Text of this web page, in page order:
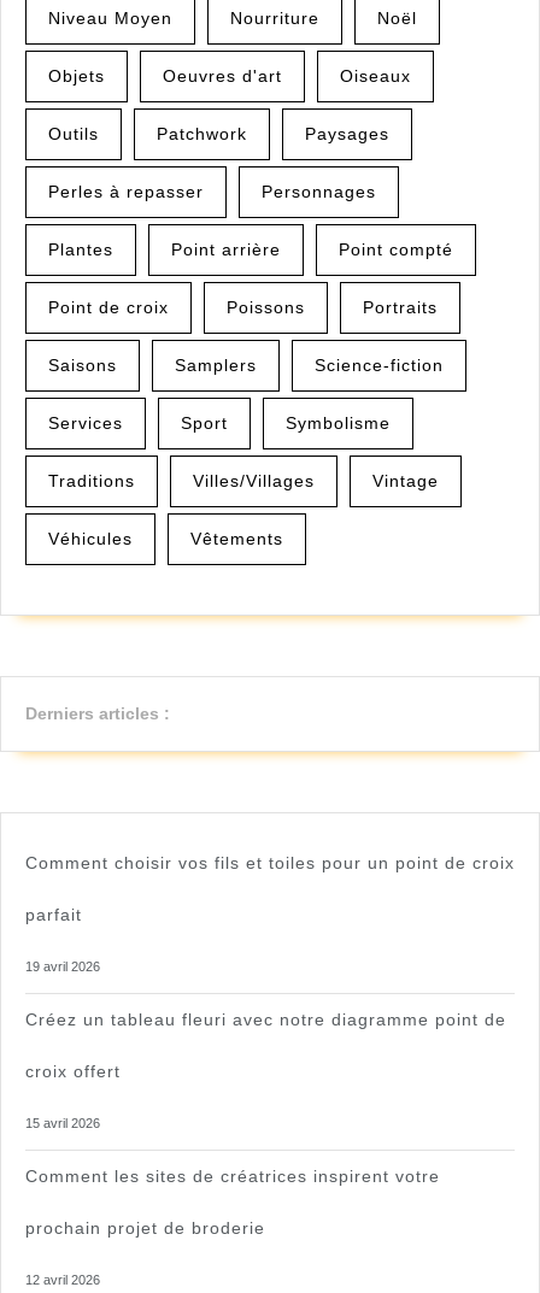
Niveau Moyen Nourriture Noël
Objets Oeuvres d'art Oiseaux
Outils Patchwork Paysages
Perles à repasser Personnages
Plantes Point arrière Point compté
Point de croix Poissons Portraits
Saisons Samplers Science-fiction
Services Sport Symbolisme
Traditions Villes/Villages Vintage
Véhicules Vêtements
Derniers articles :
Comment choisir vos fils et toiles pour un point de croix
parfait
19 avril 2026
Créez un tableau fleuri avec notre diagramme point de
croix offert
15 avril 2026
Comment les sites de créatrices inspirent votre
prochain projet de broderie
12 avril 2026